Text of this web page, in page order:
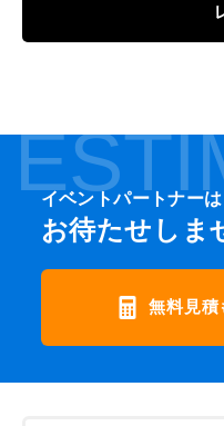
イベントパートナーは
お待たせしま
無料見積